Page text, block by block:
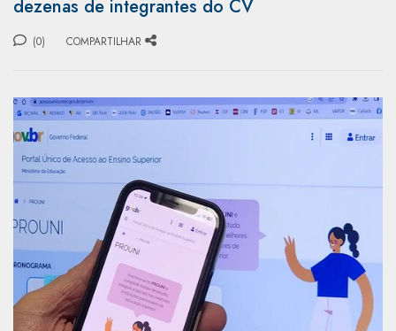
dezenas de integrantes do CV
(0) COMPARTILHAR